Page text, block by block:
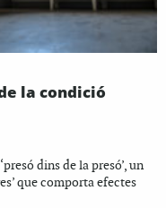
la condició
dins de la presó’, un
que comporta efectes